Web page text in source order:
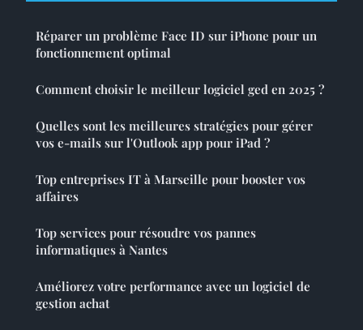
Réparer un problème Face ID sur iPhone pour un
fonctionnement optimal
Comment choisir le meilleur logiciel ged en 2025 ?
Quelles sont les meilleures stratégies pour gérer
vos e-mails sur l'Outlook app pour iPad ?
Top entreprises IT à Marseille pour booster vos
affaires
Top services pour résoudre vos pannes
informatiques à Nantes
Améliorez votre performance avec un logiciel de
gestion achat